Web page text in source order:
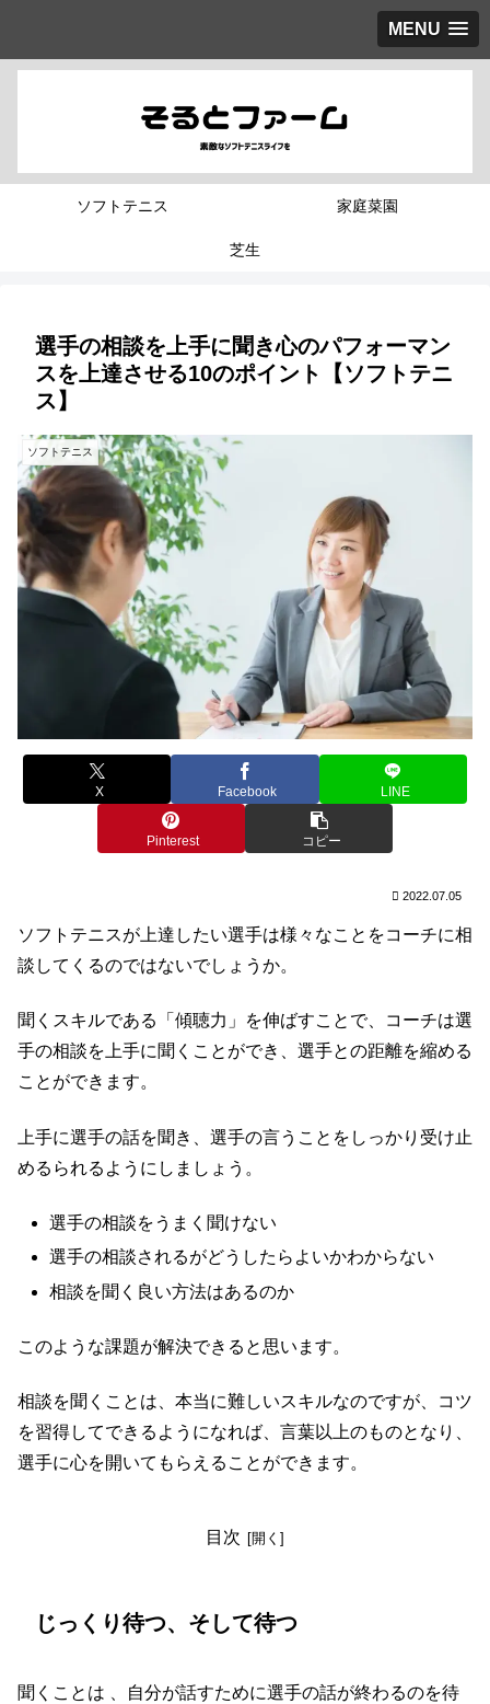
MENU
ソフトテニス 家庭菜園
芝生
選手の相談を上手に聞き心のパフォーマン
スを上達させる10のポイント【ソフトテニ
ス】
ソフトテニス
X Facebook LINE
Pinterest コピー
2022.07.05
ソフトテニスが上達したい選手は様々なことをコーチに相
談してくるのではないでしょうか。
聞くスキルである「傾聴力」を伸ばすことで、コーチは選
手の相談を上手に聞くことができ、選手との距離を縮める
ことができます。
上手に選手の話を聞き、選手の言うことをしっかり受け止
めるられるようにしましょう。
選手の相談をうまく聞けない
選手の相談されるがどうしたらよいかわからない
相談を聞く良い方法はあるのか
このような課題が解決できると思います。
相談を聞くことは、本当に難しいスキルなのですが、コツ
を習得してできるようになれば、言葉以上のものとなり、
選手に心を開いてもらえることができます。
目次
じっくり待つ、そして待つ
聞くことは 、自分が話すために選手の話が終わるのを待